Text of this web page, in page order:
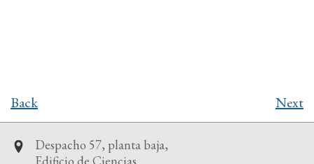
Back Next
Despacho 57, planta baja,
Edificio de Ciencias